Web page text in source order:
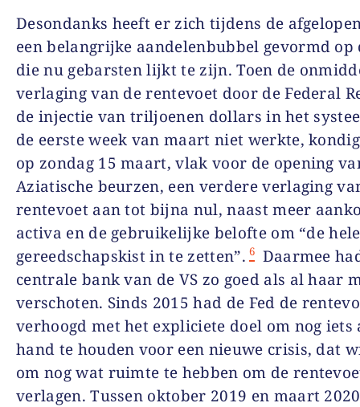
Desondanks heeft er zich tijdens de
een belangrijke aandelenbubbel gevormd op
die nu gebarsten lijkt te zijn. Toen de
verlaging van de rentevoet door de Federal
de injectie van triljoenen dollars in het
de eerste week van maart niet werkte,
op zondag 15 maart, vlak voor de opening
Aziatische beurzen, een verdere verlaging
rentevoet aan tot bijna nul, naast meer
activa en de gebruikelijke belofte om “de hele
gereedschapskist in te zetten”. 6 Daarmee
centrale bank van de VS zo goed als al haar
verschoten. Sinds 2015 had de Fed de
verhoogd met het expliciete doel om nog iets
hand te houden voor een nieuwe crisis, dat
om nog wat ruimte te hebben om de
verlagen. Tussen oktober 2019 en maart